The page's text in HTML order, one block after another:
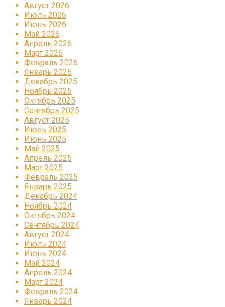
Август 2026
Июль 2026
Июнь 2026
Май 2026
Апрель 2026
Март 2026
Февраль 2026
Январь 2026
Декабрь 2025
Ноябрь 2025
Октябрь 2025
Сентябрь 2025
Август 2025
Июль 2025
Июнь 2025
Май 2025
Апрель 2025
Март 2025
Февраль 2025
Январь 2025
Декабрь 2024
Ноябрь 2024
Октябрь 2024
Сентябрь 2024
Август 2024
Июль 2024
Июнь 2024
Май 2024
Апрель 2024
Март 2024
Февраль 2024
Январь 2024